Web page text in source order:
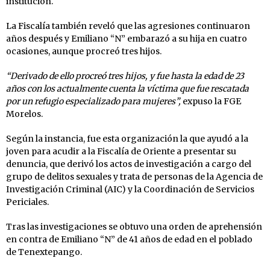
La Fiscalía también reveló que las agresiones continuaron
años después y Emiliano “N” embarazó a su hija en cuatro
ocasiones, aunque procreó tres hijos.
“Derivado de ello procreó tres hijos, y fue hasta la edad de 23
años con los actualmente cuenta la víctima que fue rescatada
por un refugio especializado para mujeres”, expuso la FGE
Morelos.
Según la instancia, fue esta organización la que ayudó a la
joven para acudir a la Fiscalía de Oriente a presentar su
denuncia, que derivó los actos de investigación a cargo del
grupo de delitos sexuales y trata de personas de la Agencia de
Investigación Criminal (AIC) y la Coordinación de Servicios
Periciales.
Tras las investigaciones se obtuvo una orden de aprehensión
en contra de Emiliano “N” de 41 años de edad en el poblado
de Tenextepango.